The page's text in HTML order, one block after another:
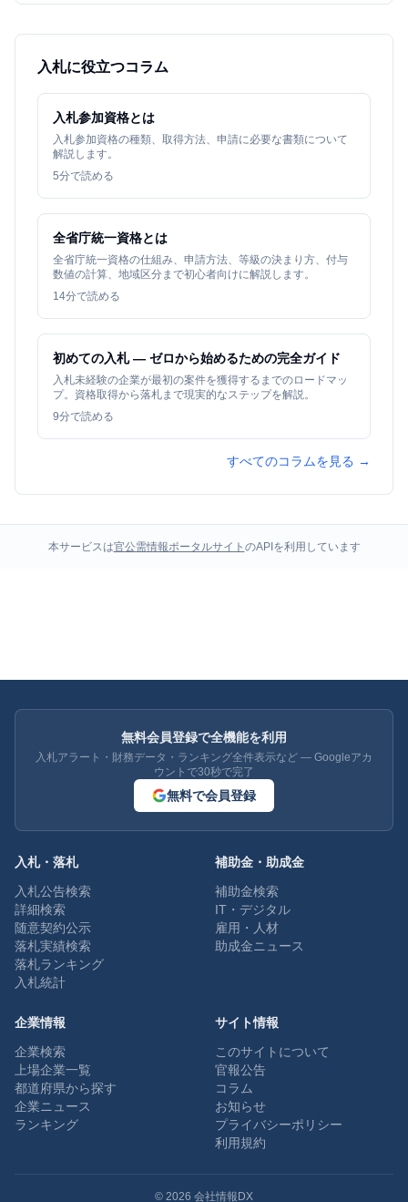
入札に役立つコラム
入札参加資格とは
入札参加資格の種類、取得方法、申請に必要な書類について
解説します。
5分で読める
全省庁統一資格とは
全省庁統一資格の仕組み、申請方法、等級の決まり方、付与
数値の計算、地域区分まで初心者向けに解説します。
14分で読める
初めての入札 — ゼロから始めるための完全ガイド
入札未経験の企業が最初の案件を獲得するまでのロードマッ
プ。資格取得から落札まで現実的なステップを解説。
9分で読める
すべてのコラムを見る →
本サービスは官公需情報ポータルサイト のAPIを利用しています
無料会員登録で全機能を利用
入札アラート・財務データ・ランキング全件表示など — Googleアカ
ウントで30秒で完了
無料で会員登録
入札・落札
入札公告検索
詳細検索
随意契約公示
落札実績検索
落札ランキング
入札統計
補助金・助成金
補助金検索
IT・デジタル
雇用・人材
助成金ニュース
企業情報
企業検索
上場企業一覧
都道府県から探す
企業ニュース
ランキング
サイト情報
このサイトについて
官報公告
コラム
お知らせ
プライバシーポリシー
利用規約
© 2026 会社情報DX